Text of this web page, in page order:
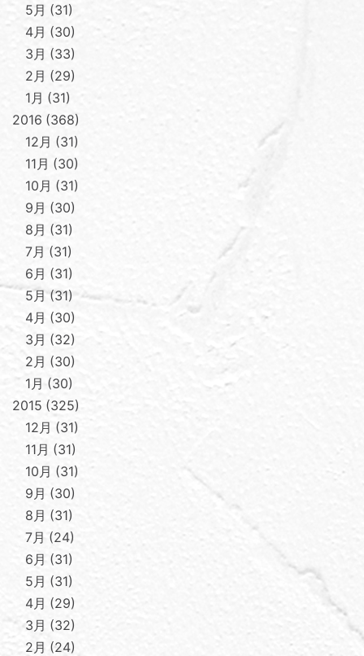
5月
31
4月
30
3月
33
2月
29
1月
31
2016 368
12月
31
11月
30
10月
31
9月
30
8月
31
7月
31
6月
31
5月
31
4月
30
3月
32
2月
30
1月
30
2015 325
12月
31
11月
31
10月
31
9月
30
8月
31
7月
24
6月
31
5月
31
4月
29
3月
32
2月
24